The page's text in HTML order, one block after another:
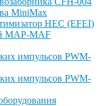
MiniMax
HEC (EFEI)
MAP-MAF
импульсов PWM-
импульсов PWM-